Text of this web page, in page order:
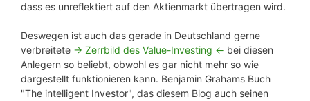
dass es unreflektiert auf den Aktienmarkt übertragen wird.
Deswegen ist auch das gerade in Deutschland gerne
verbreitete -> Zerrbild des Value-Investing <- bei diesen
Anlegern so beliebt, obwohl es gar nicht mehr so wie
dargestellt funktionieren kann. Benjamin Grahams Buch
"The intelligent Investor", das diesem Blog auch seinen